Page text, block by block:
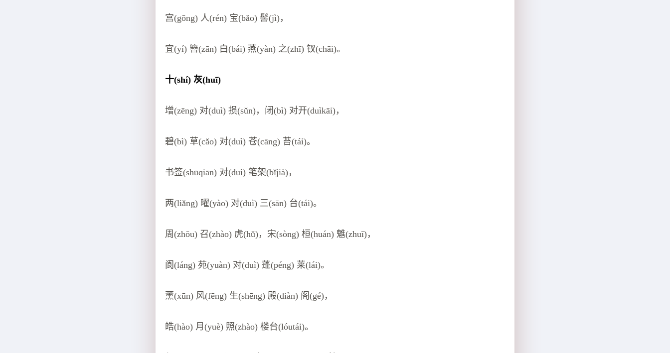
宫(gōng) 人(rén) 宝(bǎo) 髻(jì)，
宜(yí) 簪(zān) 白(bái) 燕(yàn) 之(zhī) 钗(chāi)。
十(shí) 灰(huī)
增(zēng) 对(duì) 损(sǔn)，闭(bì) 对开(duìkāi)，
碧(bì) 草(cǎo) 对(duì) 苍(cāng) 苔(tái)。
书签(shūqiān) 对(duì) 笔架(bǐjià)，
两(liǎng) 曜(yào) 对(duì) 三(sān) 台(tái)。
周(zhōu) 召(zhào) 虎(hǔ)，宋(sòng) 桓(huán) 魋(zhuī)，
阆(láng) 苑(yuàn) 对(duì) 蓬(péng) 莱(lái)。
薰(xūn) 风(fēng) 生(shēng) 殿(diàn) 阁(gé)，
皓(hào) 月(yuè) 照(zhào) 楼台(lóutái)。